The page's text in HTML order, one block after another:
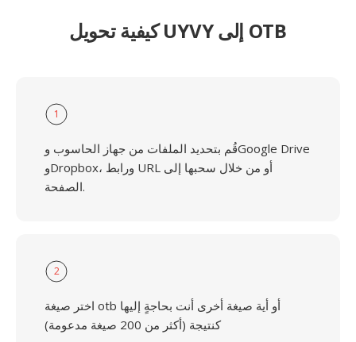
كيفية تحويل UYVY إلى OTB
1
قُم بتحديد الملفات من جهاز الحاسوب وGoogle Drive
وDropbox، ورابط URL أو من خلال سحبها إلى
الصفحة.
2
اختر صيغة otb أو أية صيغة أخرى أنت بحاجةٍ إليها
كنتيجة (أكثر من 200 صيغة مدعومة)